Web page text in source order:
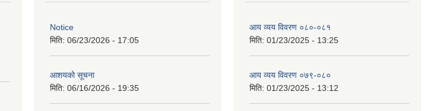
Notice
मिति: 06/23/2026 - 17:05
आशयको सूचना
मिति: 06/16/2026 - 19:35
आय व्यय विवरण ०८०-०८१
मिति: 01/23/2025 - 13:25
आय व्यय विवरण ०७९-०८०
मिति: 01/23/2025 - 13:12